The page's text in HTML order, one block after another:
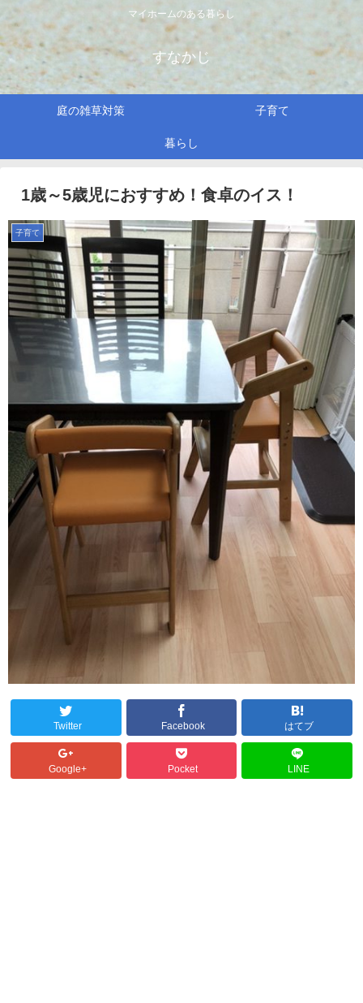
マイホームのある暮らし
すなかじ
庭の雑草対策 子育て
暮らし
1歳～5歳児におすすめ！食卓のイス！
子育て
Twitter Facebook はてブ
Google+ Pocket LINE